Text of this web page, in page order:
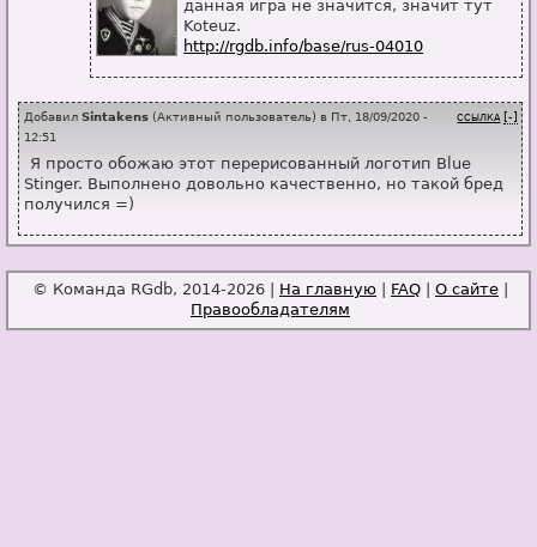
данная игра не значится, значит тут
Koteuz.
http://rgdb.info/base/rus-04010
ССЫЛКА [-]
Добавил Sintakens(Активный пользователь) в Пт, 18/09/2020 -
12:51
Я просто обожаю этот перерисованный логотип Blue
Stinger. Выполнено довольно качественно, но такой бред
получился =)
© Команда RGdb, 2014-2026 | На главную | FAQ | О сайте |
Правообладателям